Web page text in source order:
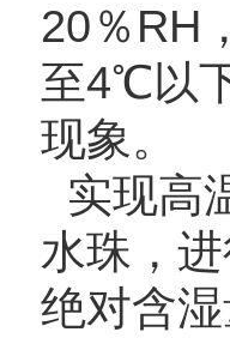
20％RH
至4℃以
现象。
实现高
水珠，
绝对含